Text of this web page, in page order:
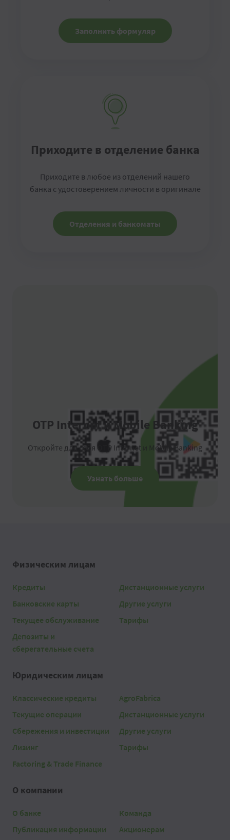
Заполнить формуляр
Приходите в отделение банка
Приходите в любое из отделений нашего
банка с удостоверением личности в оригинале
Отделения и банкоматы
OTP Internet и Mobile Banking
Откройте для себя OTP Internet и Mobile Banking
Узнать больше
Физическим лицам
Кредиты
Банковские карты
Текущее обслуживание
Депозиты и
сберегательные счета
Дистанционные услуги
Другие услуги
Тарифы
Юридическим лицам
Классические кредиты
Текущие операции
Сбережения и инвестиции
Лизинг
Factoring & Trade Finance
AgroFabrica
Дистанционные услуги
Другие услуги
Тарифы
О компании
О банке
Публикация информации
Команда
Акционерам